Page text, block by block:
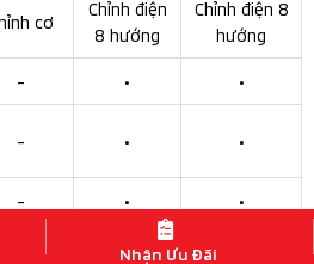
động (AHB)
mù và hỗ trợ chuyển làn
tiện cắt ngang khi lùi xe
trang bị một số tính năng an
Nhận Ưu Đãi